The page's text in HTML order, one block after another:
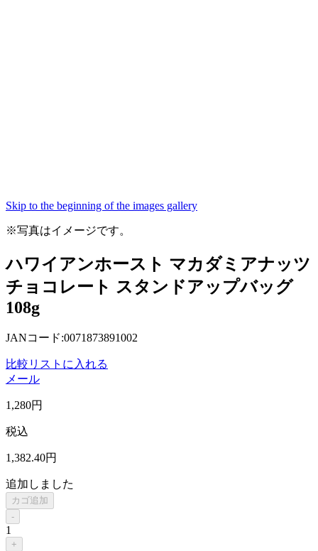
Skip to the beginning of the images gallery
※写真はイメージです。
ハワイアンホースト マカダミアナッツ
チョコレート スタンドアップバッグ
108g
JANコード:0071873891002
比較リストに入れる
メール
1,280円
税込
1,382.40円
追加しました
カゴ追加
-
1
+